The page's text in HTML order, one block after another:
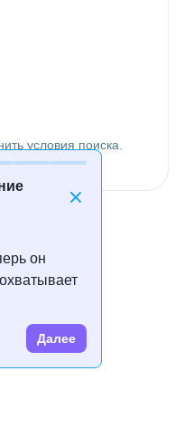
он
Далее
условия поиска.